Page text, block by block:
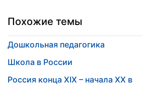
Похожие темы
Дошкольная педагогика
Школа в России
Россия конца XIX – начала XX в